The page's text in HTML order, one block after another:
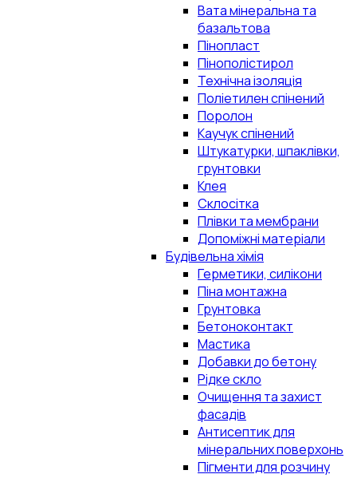
Вата мінеральна та
базальтова
Пінопласт
Пінополістирол
Технічна ізоляція
Поліетилен спінений
Поролон
Каучук спінений
Штукатурки, шпаклівки,
грунтовки
Клея
Склосітка
Плівки та мембрани
Допоміжні матеріали
Будівельна хімія
Герметики, силікони
Піна монтажна
Грунтовка
Бетоноконтакт
Мастика
Добавки до бетону
Рідке скло
Очищення та захист
фасадів
Антисептик для
мінеральних поверхонь
Пігменти для розчину